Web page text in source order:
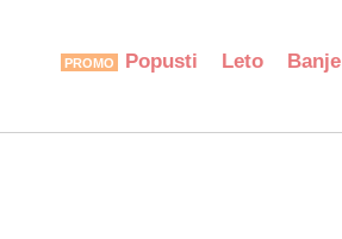
Popusti Leto Banje